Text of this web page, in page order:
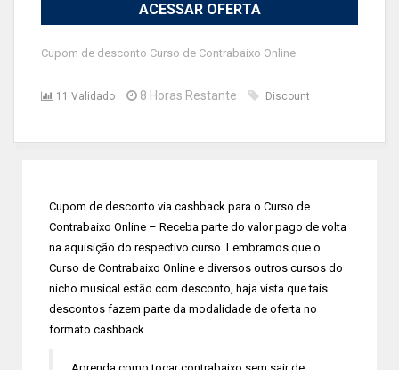
ACESSAR OFERTA
Cupom de desconto Curso de Contrabaixo Online
11 Validado 8 Horas Restante Discount
Cupom de desconto via cashback para o Curso de
Contrabaixo Online – Receba parte do valor pago de volta
na aquisição do respectivo curso. Lembramos que o
Curso de Contrabaixo Online e diversos outros cursos do
nicho musical estão com desconto, haja vista que tais
descontos fazem parte da modalidade de oferta no
formato cashback.